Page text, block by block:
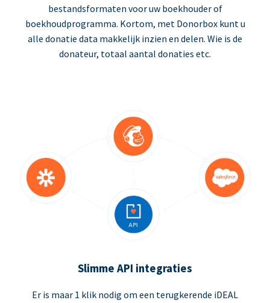
bestandsformaten voor uw boekhouder of
boekhoudprogramma. Kortom, met Donorbox kunt u
alle donatie data makkelijk inzien en delen. Wie is de
donateur, totaal aantal donaties etc.
Slimme API integraties
Er is maar 1 klik nodig om een terugkerende iDEAL